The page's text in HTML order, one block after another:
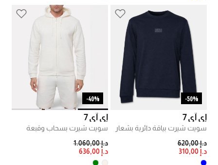
50%-
إي آي 7
سويت شيرت بياقة دائرية بشعار
PRICE REDUCED FROM
د.إ 620,00
TO
د.إ 310,00
40%-
إي آي 7
سويت شيرت بسحاب وقبعة
PRICE REDUCED FROM
د.إ 1.060,00
TO
د.إ 636,00